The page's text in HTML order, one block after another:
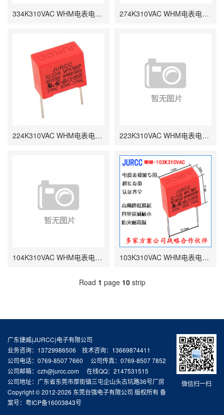
334K310VAC WHM电表电容 0.33UF P15 17*8.4*14.5 274K310VAC WHM电表电容 0.27UF P15 17*7.5*15.5
224K310VAC WHM电表电容 0.22UF P10 P15 223K310VAC WHM电表电容 0.022UF P10 12*5*11
104K310VAC WHM电表电容 0.1UF P10 P15 103K310VAC WHM电表电容 0.01UF P10 12*5*11
Road 1 page 10strip
微信扫一扫
广东捷威(JURCC)电子有限公司
业务咨询：13729986506 技术咨询：13669874411
公司电话：0769-8507 7660 公司传真：0769-8507 7852
公司邮箱：czh@jurcc.com 在线QQ：2147531515
公司地址：广东省东莞市厚街镇三屯企山头古坑路36号厂房
Copyright © 2012-2026 东莞台强电子有限公司 版权所有 备
案号： 粤ICP备16003843号